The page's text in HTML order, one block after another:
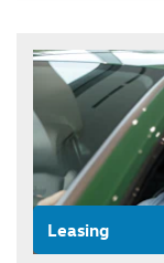
Leasing